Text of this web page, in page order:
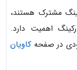
مشترک هستند،
اهمیت دارد.
در صفحه کاویان